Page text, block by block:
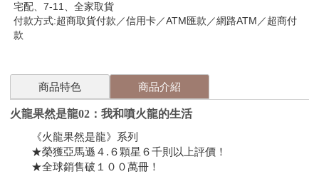
宅配、7-11、全家取貨
付款方式:超商取貨付款／信用卡／ATM匯款／網路ATM／超商付
款
商品特色 商品介紹
火龍果然是龍02：我和噴火龍的生活
《火龍果然是龍》系列
★榮獲亞馬遜４.６顆星６千則以上評價！
★全球銷售破１００萬冊！